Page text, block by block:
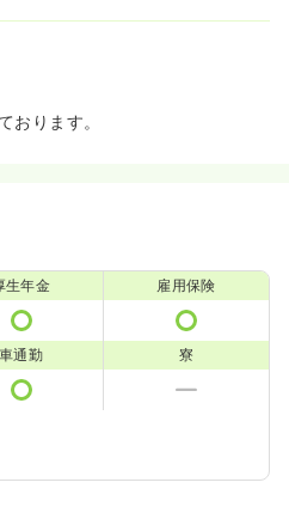
おります。
生年金 雇用保険
車通勤 寮